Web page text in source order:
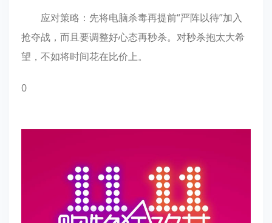
应对策略：先将电脑杀毒再提前“严阵以待”加入
抢夺战，而且要调整好心态再秒杀。对秒杀抱太大希
望，不如将时间花在比价上。
0